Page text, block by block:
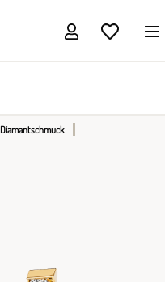
Diamantschmuck